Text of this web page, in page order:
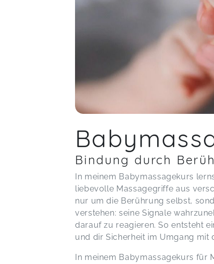
Bindung durch
In meinem Babymassagekurs
liebevolle Massagegriffe aus
nur um die Berührung selbst,
verstehen: seine Signale
darauf zu reagieren. So entsteht
und dir Sicherheit im Umgang mit
In meinem Babymassagekurs für